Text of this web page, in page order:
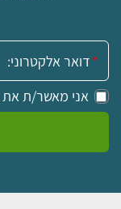
אימייל:
אני מאשר/ת את